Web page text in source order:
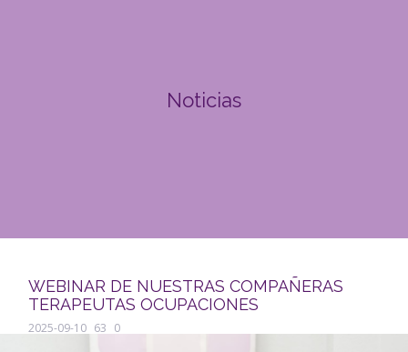
Noticias
WEBINAR DE NUESTRAS COMPAÑERAS
TERAPEUTAS OCUPACIONES
2025-09-10 63 0